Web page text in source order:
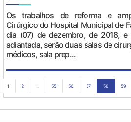
Os trabalhos de reforma e
Cirúrgico do Hospital Municipal de
dia (07) de dezembro, de 2018,
adiantada, serão duas salas de
médicos, sala prep...
1 2 ... 55 56 57 58 59